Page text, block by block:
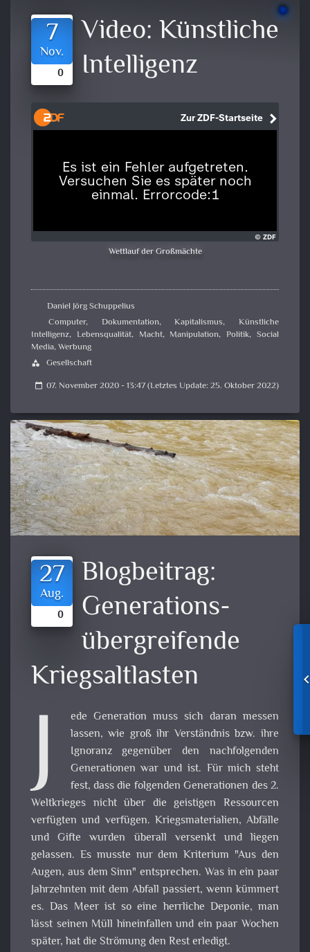
7
Nov.
0
Video: Künstliche
Intelligenz
Wettlauf der Großmächte
Daniel Jörg Schuppelius
Computer, Dokumentation,Kapitalismus,Künstliche
Intelligenz, Lebensqualität, Macht, Manipulation,Politik,Social
Media,Werbung
category Gesellschaft
calendar_today 07. November 2020 - 13:47 (Letztes Update: 25. Oktober 2022)
27
Aug.
0
Blogbeitrag:
Generations­
übergreifende
Kriegsaltlasten
J
ede Generation muss sich daran messen
lassen, wie groß ihr Verständnis bzw. ihre
Ignoranz gegenüber den nachfolgenden
Generationen war und ist. Für mich steht
fest, dass die folgenden Generationen des 2.
Weltkrieges nicht über die geistigen Ressourcen
verfügten und verfügen. Kriegsmaterialien, Abfälle
und Gifte wurden überall versenkt und liegen
gelassen. Es musste nur dem Kriterium "Aus den
Augen, aus dem Sinn" entsprechen. Was in ein paar
Jahrzehnten mit dem Abfall passiert, wenn kümmert
es. Das Meer ist so eine herrliche Deponie, man
lässt seinen Müll hineinfallen und ein paar Wochen
später, hat die Strömung den Rest erledigt.